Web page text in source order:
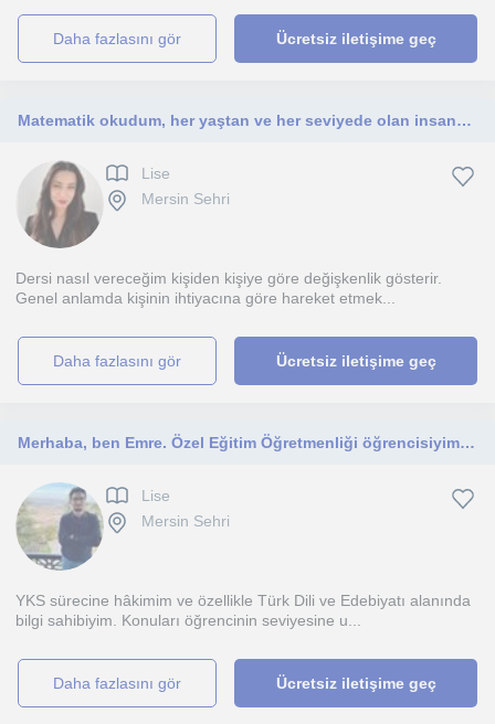
daha fazlasını gör Ücretsiz iletişime geç
Matematik okudum, her yaştan ve her seviyede olan insana öğretebileceğimi düşünüyorum.
Lise
Mersin Sehri
Dersi nasıl vereceğim kişiden kişiye göre değişkenlik gösterir.
Genel anlamda kişinin ihtiyacına göre hareket etmek...
daha fazlasını gör Ücretsiz iletişime geç
Merhaba, ben Emre. Özel Eğitim Öğretmenliği öğrencisiyim. Öğrencilerin derslerinde başarılı olmalarına destek oluyorum.
Lise
Mersin Sehri
YKS sürecine hâkimim ve özellikle Türk Dili ve Edebiyatı alanında
bilgi sahibiyim. Konuları öğrencinin seviyesine u...
daha fazlasını gör Ücretsiz iletişime geç